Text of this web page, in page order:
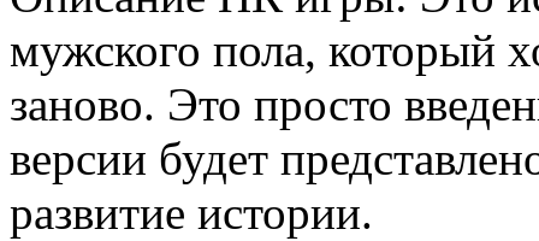
мужского пола, который
заново. Это просто
версии будет
развитие истории.​